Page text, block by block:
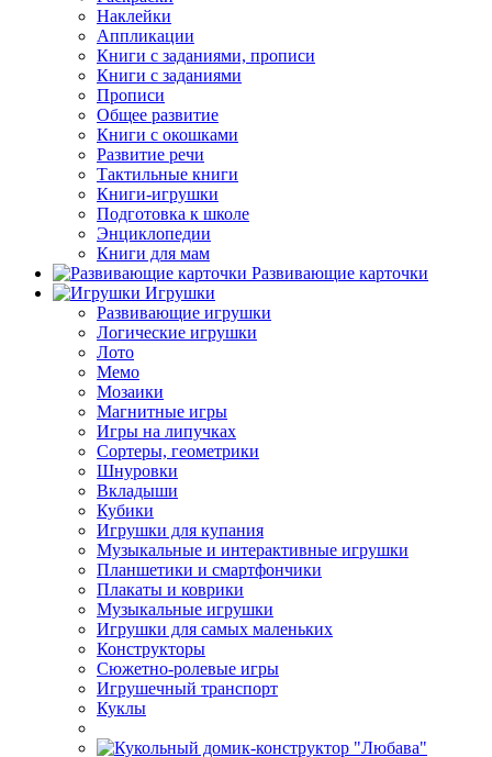
Наклейки
Аппликации
Книги с заданиями, прописи
Книги с заданиями
Прописи
Общее развитие
Книги с окошками
Развитие речи
Тактильные книги
Книги-игрушки
Подготовка к школе
Энциклопедии
Книги для мам
Развивающие карточки
Игрушки
Развивающие игрушки
Логические игрушки
Лото
Мемо
Мозаики
Магнитные игры
Игры на липучках
Сортеры, геометрики
Шнуровки
Вкладыши
Кубики
Игрушки для купания
Музыкальные и интерактивные игрушки
Планшетики и смартфончики
Плакаты и коврики
Музыкальные игрушки
Игрушки для самых маленьких
Конструкторы
Сюжетно-ролевые игры
Игрушечный транспорт
Куклы